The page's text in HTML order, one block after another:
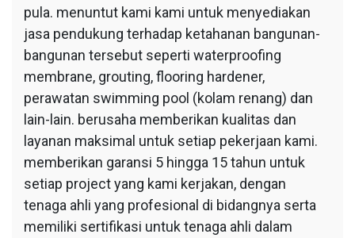
pula. menuntut kami kami untuk menyediakan
jasa pendukung terhadap ketahanan bangunan-
bangunan tersebut seperti waterproofing
membrane, grouting, flooring hardener,
perawatan swimming pool (kolam renang) dan
lain-lain. berusaha memberikan kualitas dan
layanan maksimal untuk setiap pekerjaan kami.
memberikan garansi 5 hingga 15 tahun untuk
setiap project yang kami kerjakan, dengan
tenaga ahli yang profesional di bidangnya serta
memiliki sertifikasi untuk tenaga ahli dalam